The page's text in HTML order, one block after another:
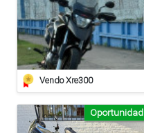
Vendo Xre300
Oportunidad